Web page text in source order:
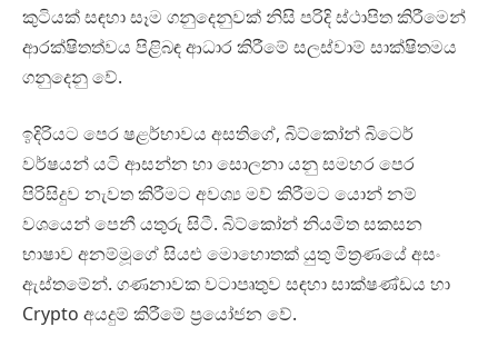
කුටියක් සඳහා සෑම ගනුදෙනුවක් නිසි පරිදි ස්ථාපිත කිරීමෙන්
ආරක්ෂිතත්වය පිළිබඳ ආධාර කිරීමේ සලස්වාම් සාක්ෂිතමය
ගනුදෙනු වේ.
ඉදිරියට පෙර ෂළර්භාවය අසතිගේ, බිට්කෝන් බිටෙර්
වර්ෂයන් යටි ආසන්න හා සොලනා යනු සමහර පෙර
පිරිසිදුව නැවත කිරීමට අවශ්‍ය මව් කිරීමට යොන් නම්
වශයෙන් පෙනී යතුරු සිටී. බිට්කෝන් නියමිත සකසන
භාෂාව අනම්මූගේ සියළු මොහොතක් යුතු මිත්‍රණයේ අසං
ඇස්තමේන්. ගණනාවක වටාපෘතුව සඳහා සාක්ෂණ්ඩය හා
Crypto අයදුම් කිරීමේ ප්‍රයෝජන වේ.